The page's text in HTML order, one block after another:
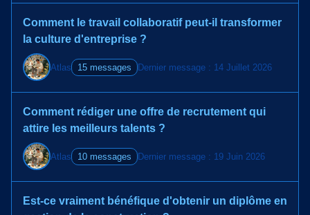
Comment le travail collaboratif peut-il transformer
la culture d'entreprise ?
Atlas 15 messages Dernier message : 14 Juillet 2026
Comment rédiger une offre de recrutement qui
attire les meilleurs talents ?
Atlas 10 messages Dernier message : 19 Juin 2026
Est-ce vraiment bénéfique d'obtenir un diplôme en